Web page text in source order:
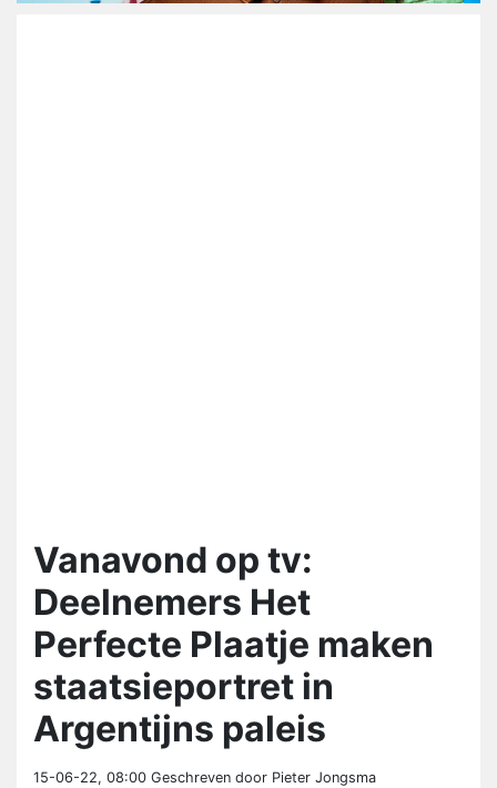
Vanavond op tv:
Deelnemers Het
Perfecte Plaatje maken
staatsieportret in
Argentijns paleis
15-06-22, 08:00 Geschreven door Pieter Jongsma